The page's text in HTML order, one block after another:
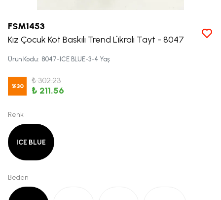
FSM1453
Kız Çocuk Kot Baskılı Trend Li̇kralı Tayt - 8047
Ürün Kodu: 8047-ICE BLUE-3-4 Yaş
%30
₺ 302.23
₺ 211.56
Renk
ICE BLUE
Beden